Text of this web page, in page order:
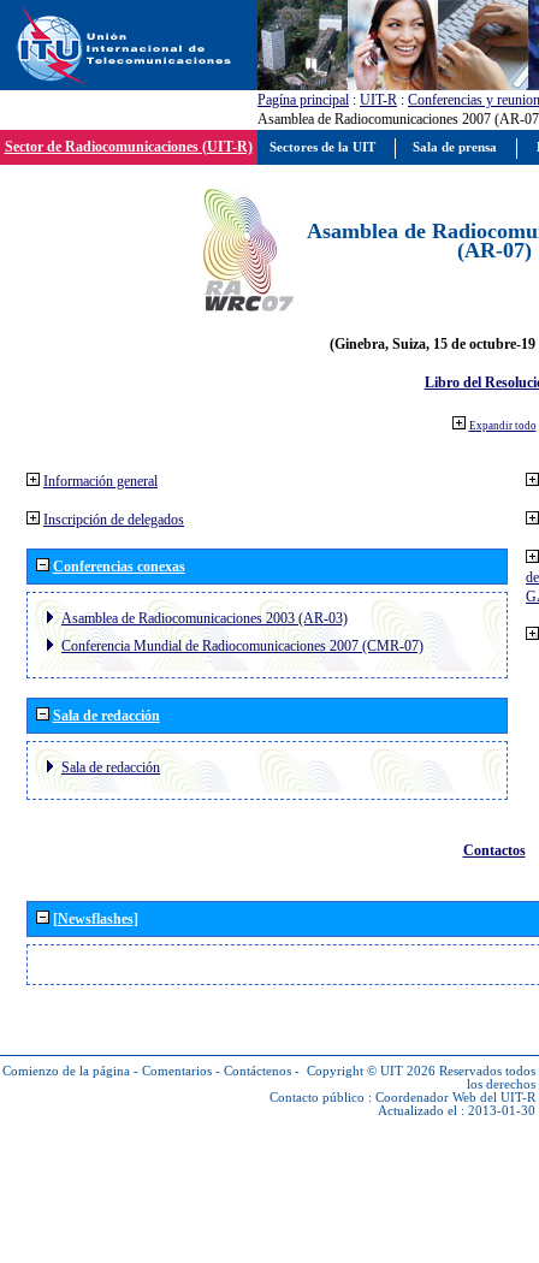
Pagína principal : UIT-R : Conferencias y
Asamblea de Radiocomunicaciones 2007 (AR-
Sector de Radiocomunicaciones (UIT-R)
Asamblea de
(AR-07)
(Ginebra, Suiza, 15 de octubre-19
Libro del
Expandir todo
Información general
Inscripción de delegados
Conferencias conexas
Asamblea de Radiocomunicaciones 2003 (AR-03)
Conferencia Mundial de Radiocomunicaciones 2007 (CMR-07)
Sala de redacción
Sala de redacción
Contactos
[Newsflashes]
Comienzo de la página - Comentarios - Contáctenos - Copyright © UIT 2026 Reservados todos
los derechos
Contacto público : Coordenador Web del UIT-R
Actualizado el : 2013-01-30
Sectores de la UIT Sala de prensa